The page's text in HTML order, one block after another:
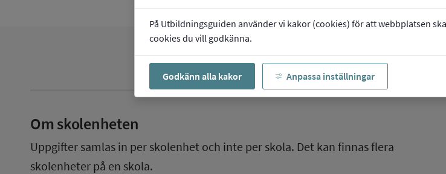
På Utbildningsguiden använder vi kakor (cookies) för att webbplatsen
cookies du vill godkänna.
Godkänn alla kakor Anpassa inställningar
Om skolenheten
Uppgifter samlas in per skolenhet och inte per skola. Det kan finnas flera
skolenheter på en skola.